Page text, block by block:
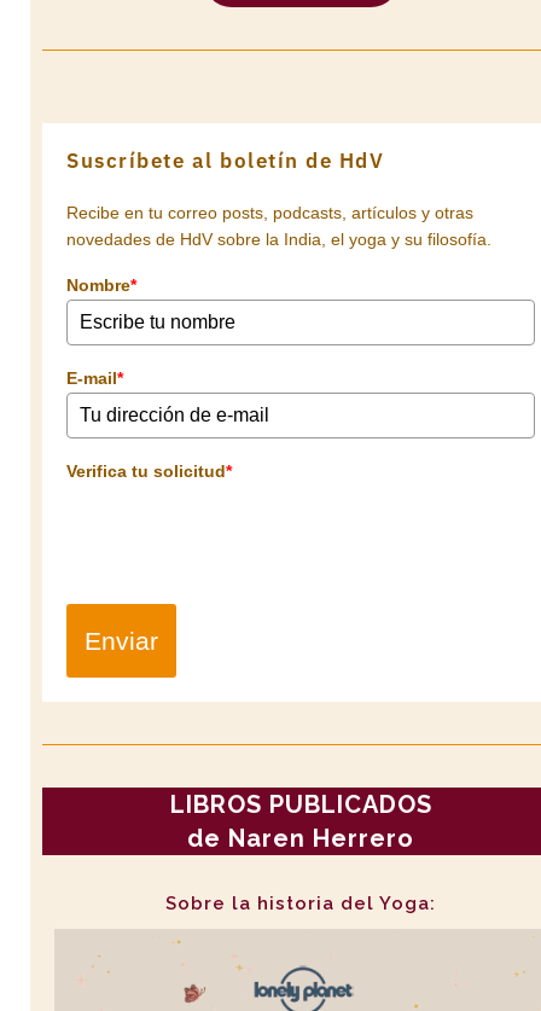
Suscríbete al boletín de HdV
Recibe en tu correo posts, podcasts, artículos y otras
novedades de HdV sobre la India, el yoga y su filosofía.
Nombre*
E-mail*
Verifica tu solicitud*
Enviar
LIBROS PUBLICADOS
de Naren Herrero
Sobre la historia del Yoga: